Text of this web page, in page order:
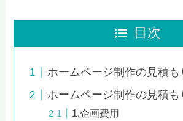
目次
ホームページ制作の見積も
ホームページ制作の見積も
1.企画費用